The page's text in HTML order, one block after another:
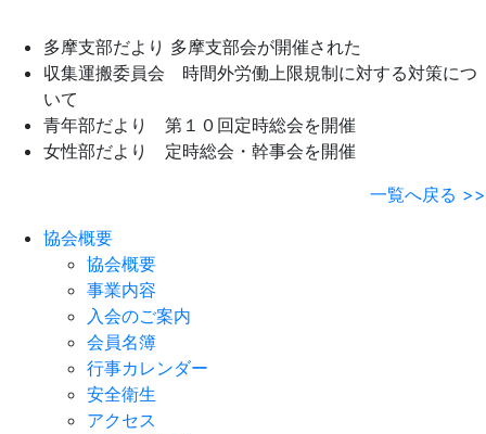
多摩支部だより 多摩支部会が開催された
収集運搬委員会 時間外労働上限規制に対する対策につ
いて
青年部だより 第１０回定時総会を開催
女性部だより 定時総会・幹事会を開催
一覧へ戻る >>
協会概要
協会概要
事業内容
入会のご案内
会員名簿
行事カレンダー
安全衛生
アクセス